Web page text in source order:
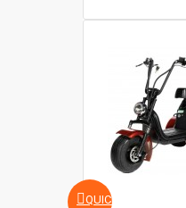
QUICKVIEW